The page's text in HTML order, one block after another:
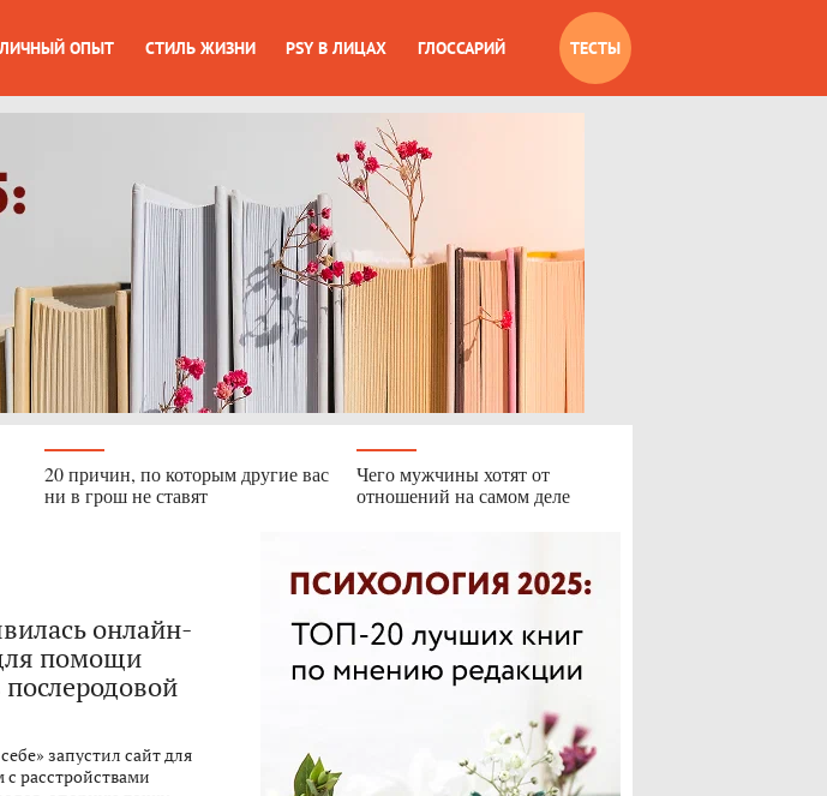
ЛИЧНЫЙ ОПЫТ СТИЛЬ ЖИЗНИ PSY В ЛИЦАХ ГЛОССАРИЙ ТЕСТЫ
20 причин, по которым другие вас
ни в грош не ставят
Чего мужчины хотят от
отношений на самом деле
онлайн-
помощи
запустил сайт для
расстройствами